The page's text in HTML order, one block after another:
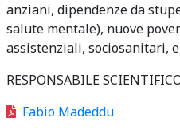
anziani, dipendenze da
salute mentale), nuove
assistenziali, sociosanitari,
RESPONSABILE
Fabio Madeddu